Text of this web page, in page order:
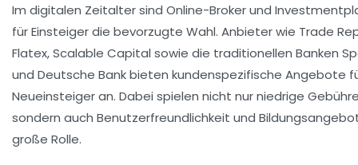
Im digitalen Zeitalter sind Online-Broker und
für Einsteiger die bevorzugte Wahl. Anbieter wie Trade
Flatex, Scalable Capital sowie die traditionellen Banken
und Deutsche Bank bieten kundenspezifische Angebote
Neueinsteiger an. Dabei spielen nicht nur niedrige
sondern auch Benutzerfreundlichkeit und
große Rolle.